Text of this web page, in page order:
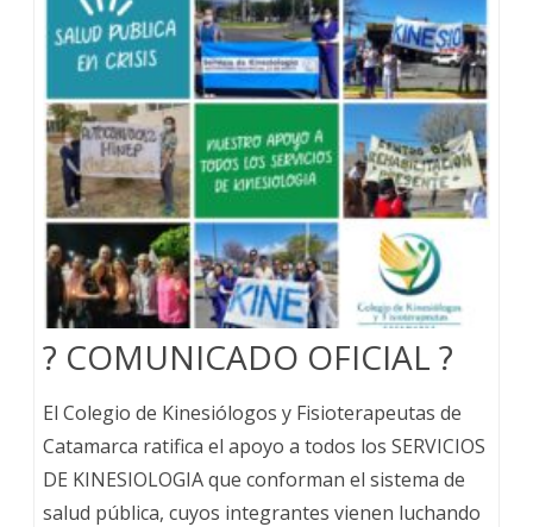
? COMUNICADO OFICIAL ?
El Colegio de Kinesiólogos y Fisioterapeutas de
Catamarca ratifica el apoyo a todos los SERVICIOS
DE KINESIOLOGIA que conforman el sistema de
salud pública, cuyos integrantes vienen luchando